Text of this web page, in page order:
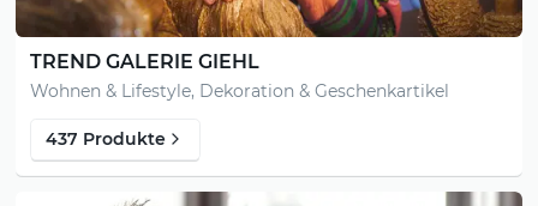
TREND GALERIE GIEHL
Wohnen & Lifestyle, Dekoration & Geschenkartikel
437 Produkte